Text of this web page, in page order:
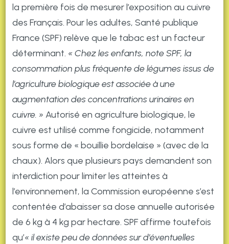
la première fois de mesurer l’exposition au cuivre
des Français. Pour les adultes, Santé publique
France (SPF) relève que le tabac est un facteur
déterminant. « Chez les enfants, note SPF, la
consommation plus fréquente de légumes issus de
l’agriculture biologique est associée à une
augmentation des concentrations urinaires en
cuivre. » Autorisé en agriculture biologique, le
cuivre est utilisé comme fongicide, notamment
sous forme de « bouillie bordelaise » (avec de la
chaux). Alors que plusieurs pays demandent son
interdiction pour limiter les atteintes à
l’environnement, la Commission européenne s’est
contentée d’abaisser sa dose annuelle autorisée
de 6 kg à 4 kg par hectare. SPF affirme toutefois
qu’« il existe peu de données sur d’éventuelles